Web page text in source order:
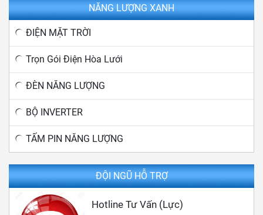
NĂNG LƯỢNG XANH
ĐIỆN MẶT TRỜI
Trọn Gói Điện Hòa Lưới
ĐÈN NĂNG LƯỢNG
BỘ INVERTER
TẤM PIN NĂNG LƯỢNG
ĐỘI NGŨ HỖ TRỢ
Hotline Tư Vấn (Lực)